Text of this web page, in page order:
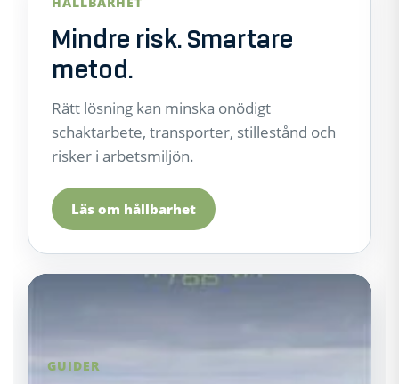
Mindre risk. Smartare
metod.
Rätt lösning kan minska onödigt
schaktarbete, transporter, stillestånd och
risker i arbetsmiljön.
Läs om hållbarhet
GUIDER